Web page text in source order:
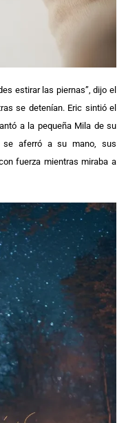
estirar las piernas”, dijo el
se detenían. Eric sintió el
a la pequeña Mila de su
se aferró a su mano, sus
fuerza mientras miraba a